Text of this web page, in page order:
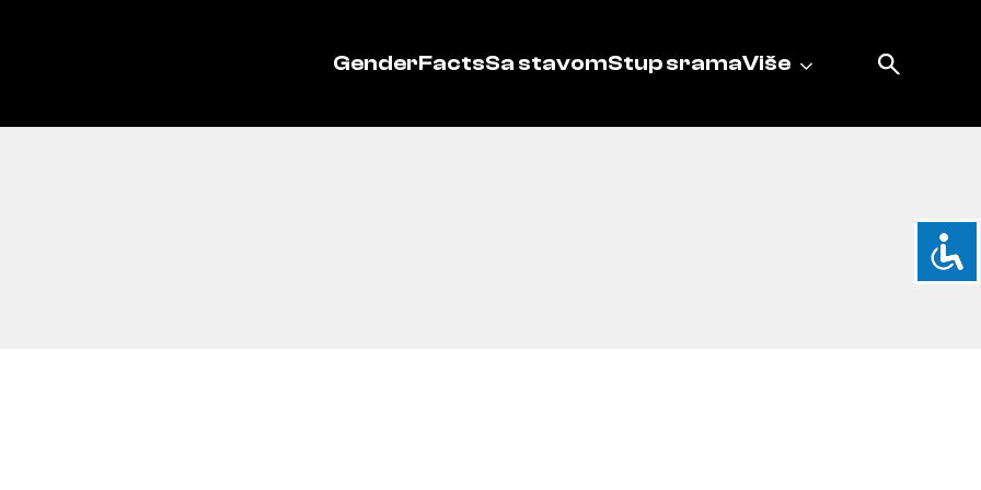
GenderFactsSa stavomStup sramaViše